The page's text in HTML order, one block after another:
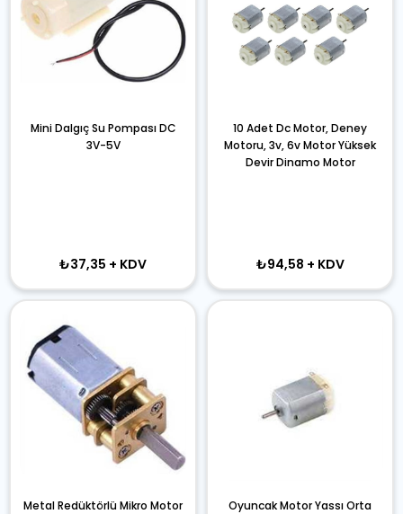
Mini Dalgıç Su Pompası DC
3V-5V
₺37,35 + KDV
10 Adet Dc Motor, Deney
Motoru, 3v, 6v Motor Yüksek
Devir Dinamo Motor
₺94,58 + KDV
Metal Redüktörlü Mikro Motor
Oyuncak Motor Yassı Orta